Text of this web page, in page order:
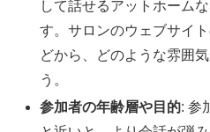
して話せるアットホーム
す。サロンのウェブサイ
どから、どのような雰囲
う。
参加者の年齢層や目的: 参